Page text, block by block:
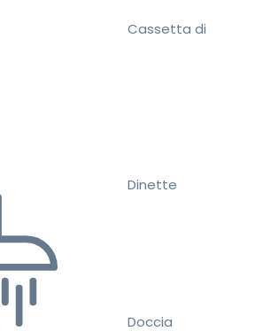
Cassetta di
Dinette
Doccia